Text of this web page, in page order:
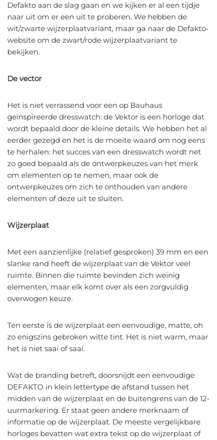
Defakto aan de slag gaan en we kijken er al een tijdje
naar uit om er een uit te proberen. We hebben de
wit/zwarte wijzerplaatvariant, maar ga naar de Defakto-
website om de zwart/rode wijzerplaatvariant te
bekijken.
De vector
Het is niet verrassend voor een op Bauhaus
geïnspireerde dresswatch: de Vektor is een horloge dat
wordt bepaald door de kleine details. We hebben het al
eerder gezegd en het is de moeite waard om nog eens
te herhalen: het succes van een dresswatch wordt net
zo goed bepaald als de ontwerpkeuzes van het merk
om elementen op te nemen, maar ook de
ontwerpkeuzes om zich te onthouden van andere
elementen of deze uit te sluiten.
Wijzerplaat
Met een aanzienlijke (relatief gesproken) 39 mm en een
slanke rand heeft de wijzerplaat van de Vektor veel
ruimte. Binnen die ruimte bevinden zich weinig
elementen, maar elk komt over als een zorgvuldig
overwogen keuze.
Ten eerste is de wijzerplaat een eenvoudige, matte, oh
zo enigszins gebroken witte tint. Het is niet warm, maar
het is niet saai of saai.
Wat de branding betreft, doorsnijdt een eenvoudige
DEFAKTO in klein lettertype de afstand tussen het
midden van de wijzerplaat en de buitengrens van de 12-
uurmarkering. Er staat geen andere merknaam of
informatie op de wijzerplaat. De meeste vergelijkbare
horloges bevatten wat extra tekst op de wijzerplaat of